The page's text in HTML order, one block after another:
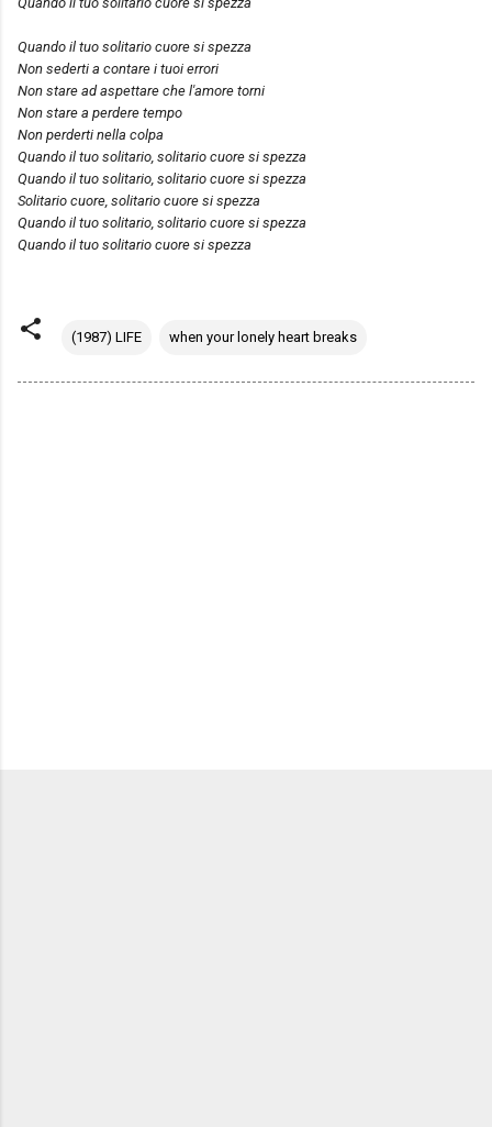
Quando il tuo solitario cuore si spezza
Non sederti a contare i tuoi errori
Non stare ad aspettare che l'amore torni
Non stare a perdere tempo
Non perderti nella colpa
Quando il tuo solitario, solitario cuore si spezza
Quando il tuo solitario, solitario cuore si spezza
Solitario cuore, solitario cuore si spezza
Quando il tuo solitario, solitario cuore si spezza
Quando il tuo solitario cuore si spezza
(1987) LIFE when your lonely heart breaks